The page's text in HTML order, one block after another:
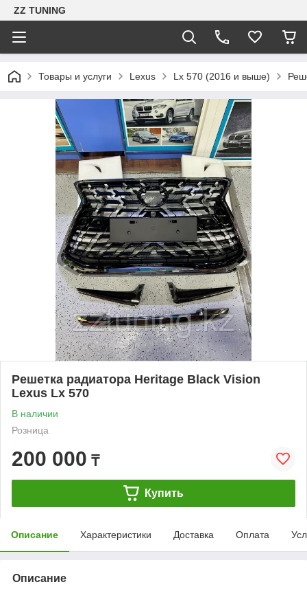
ZZ TUNING
Товары и услуги Lexus Lx 570 (2016 и выше)
Решетка радиатора Heritage Black Vision
Lexus Lx 570
В наличии
Розница
200 000 ₸
Купить
Описание Характеристики Доставка Оплата
Описание